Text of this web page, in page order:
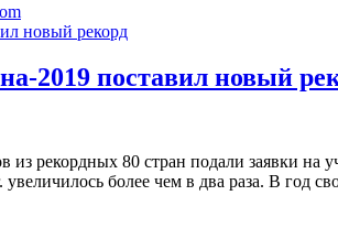
2019 поставил новый
рекордных 80 стран подали заявки
более чем в два раза. В год